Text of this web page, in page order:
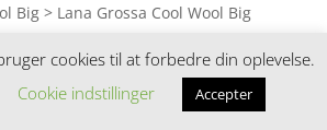
Big > Lana Grossa Cool Wool Big
> Lana Grossa > Lana
Lace (11)
cookies til at forbedre din oplevelse.
Cookie indstillinger Accepter